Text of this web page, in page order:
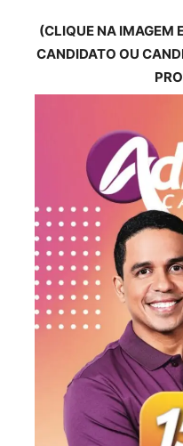
(CLIQUE NA IMAGEM
CANDIDATO OU